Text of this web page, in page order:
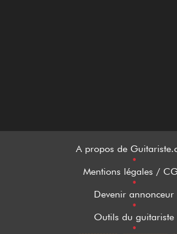
A propos de
•
Mentions légales /
•
Devenir annonceur
•
Outils du guitariste
•